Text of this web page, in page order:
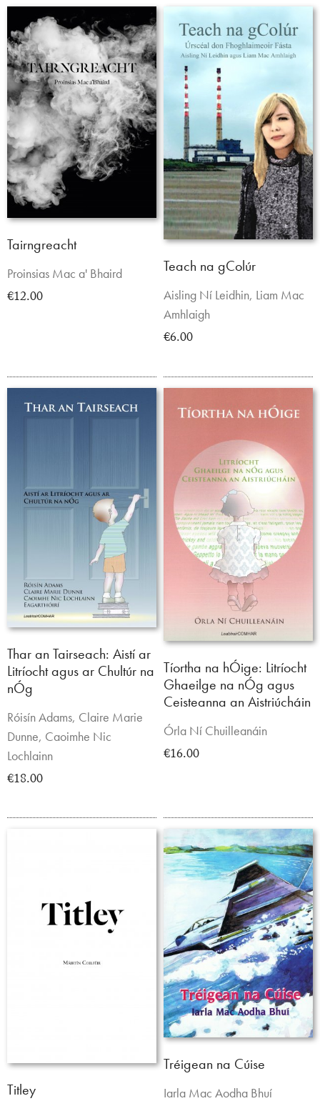
Tairngreacht
Proinsias Mac a' Bhaird
€12.00
Teach na gColúr
Aisling Ní Leidhin, Liam Mac
Amhlaigh
€6.00
Thar an Tairseach: Aistí ar
Litríocht agus ar Chultúr na
nÓg
Róisín Adams, Claire Marie
Dunne, Caoimhe Nic
Lochlainn
€18.00
Tíortha na hÓige: Litríocht
Ghaeilge na nÓg agus
Ceisteanna an Aistriúcháin
Órla Ní Chuilleanáin
€16.00
Titley
Tréigean na Cúise
Iarla Mac Aodha Bhuí